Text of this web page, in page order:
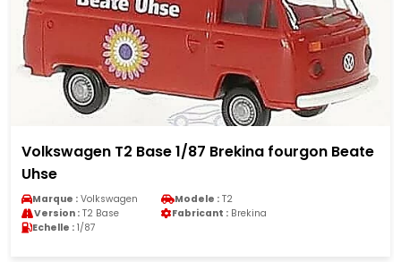
Volkswagen T2 Base 1/87 Brekina fourgon Beate
Uhse
Marque : Volkswagen Modele : T2
Version : T2 Base Fabricant : Brekina
Echelle : 1/87